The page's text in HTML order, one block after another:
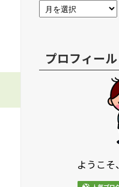
プロフィール
ようこそ、